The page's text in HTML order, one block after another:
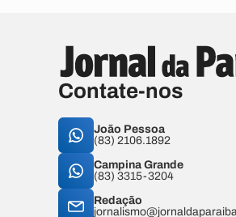
Contate-nos
João Pessoa
(83) 2106.1892
Campina Grande
(83) 3315-3204
Redação